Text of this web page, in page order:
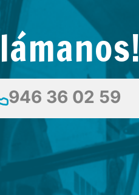
946 36 02 59